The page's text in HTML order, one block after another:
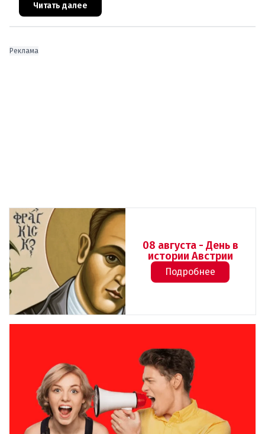
ответа от министра наук
Читать далее
Реклама
08 августа - День в
истории Австрии
Подробнее